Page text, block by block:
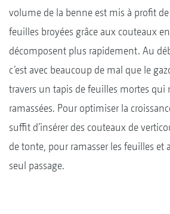
volume de la benne est mis à profit
feuilles broyées grâce aux couteaux
décomposent plus rapidement. Au
c’est avec beaucoup de mal que le
travers un tapis de feuilles mortes qui
ramassées. Pour optimiser la
suffit d’insérer des couteaux de
de tonte, pour ramasser les feuilles et
seul passage.